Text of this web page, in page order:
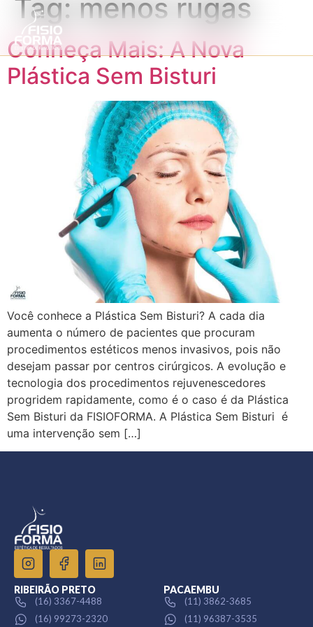
Tag: menos rugas
Conheça Mais: A Nova
Plástica Sem Bisturi
Você conhece a Plástica Sem Bisturi? A cada dia
aumenta o número de pacientes que procuram
procedimentos estéticos menos invasivos, pois não
desejam passar por centros cirúrgicos. A evolução e
tecnologia dos procedimentos rejuvenescedores
progridem rapidamente, como é o caso é da Plástica
Sem Bisturi da FISIOFORMA. A Plástica Sem Bisturi é
uma intervenção sem […]
RIBEIRÃO PRETO
(16) 3367-4488
(16) 99273-2320
PACAEMBU
(11) 3862-3685
(11) 96387-3535